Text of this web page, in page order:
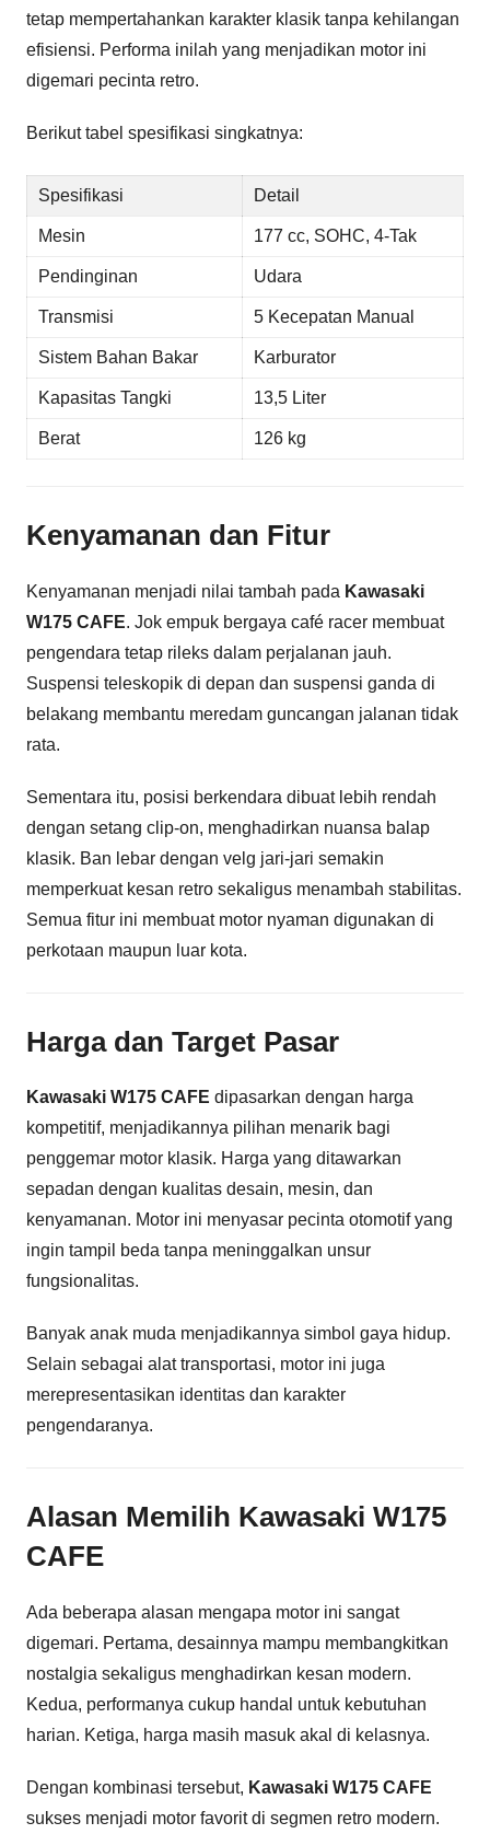
tetap mempertahankan karakter klasik tanpa kehilangan
efisiensi. Performa inilah yang menjadikan motor ini
digemari pecinta retro.
Berikut tabel spesifikasi singkatnya:
Spesifikasi Detail
Mesin 177 cc, SOHC, 4-Tak
Pendinginan Udara
Transmisi 5 Kecepatan Manual
Sistem Bahan Bakar Karburator
Kapasitas Tangki 13,5 Liter
Berat 126 kg
Kenyamanan dan Fitur
Kenyamanan menjadi nilai tambah pada Kawasaki
W175 CAFE. Jok empuk bergaya café racer membuat
pengendara tetap rileks dalam perjalanan jauh.
Suspensi teleskopik di depan dan suspensi ganda di
belakang membantu meredam guncangan jalanan tidak
rata.
Sementara itu, posisi berkendara dibuat lebih rendah
dengan setang clip-on, menghadirkan nuansa balap
klasik. Ban lebar dengan velg jari-jari semakin
memperkuat kesan retro sekaligus menambah stabilitas.
Semua fitur ini membuat motor nyaman digunakan di
perkotaan maupun luar kota.
Harga dan Target Pasar
Kawasaki W175 CAFE dipasarkan dengan harga
kompetitif, menjadikannya pilihan menarik bagi
penggemar motor klasik. Harga yang ditawarkan
sepadan dengan kualitas desain, mesin, dan
kenyamanan. Motor ini menyasar pecinta otomotif yang
ingin tampil beda tanpa meninggalkan unsur
fungsionalitas.
Banyak anak muda menjadikannya simbol gaya hidup.
Selain sebagai alat transportasi, motor ini juga
merepresentasikan identitas dan karakter
pengendaranya.
Alasan Memilih Kawasaki W175
CAFE
Ada beberapa alasan mengapa motor ini sangat
digemari. Pertama, desainnya mampu membangkitkan
nostalgia sekaligus menghadirkan kesan modern.
Kedua, performanya cukup handal untuk kebutuhan
harian. Ketiga, harga masih masuk akal di kelasnya.
Dengan kombinasi tersebut, Kawasaki W175 CAFE
sukses menjadi motor favorit di segmen retro modern.